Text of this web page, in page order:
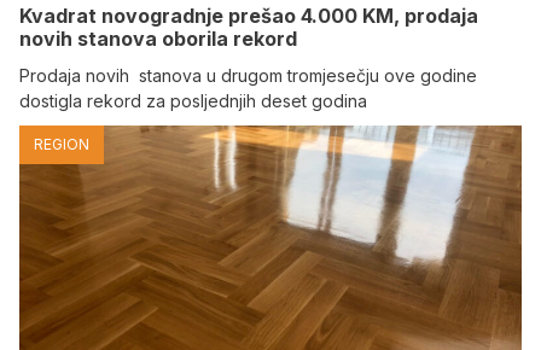
Kvadrat novogradnje prešao 4.000 KM, prodaja
novih stanova oborila rekord
Prodaja novih stanova u drugom tromjesečju ove godine
dostigla rekord za posljednjih deset godina
REGION